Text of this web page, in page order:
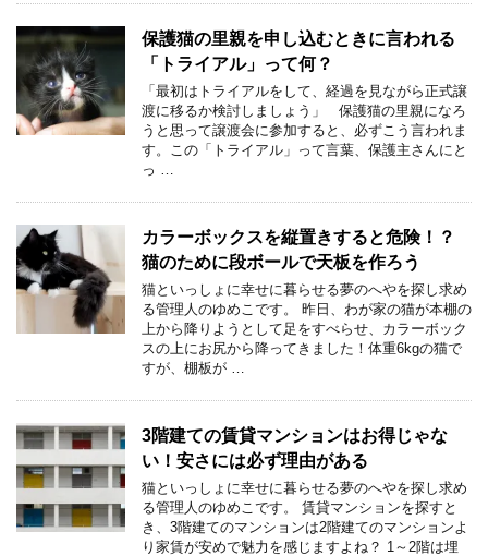
保護猫の里親を申し込むときに言われる
「トライアル」って何？
「最初はトライアルをして、経過を見ながら正式譲
渡に移るか検討しましょう」 保護猫の里親になろ
うと思って譲渡会に参加すると、必ずこう言われま
す。この「トライアル」って言葉、保護主さんにと
っ …
カラーボックスを縦置きすると危険！？
猫のために段ボールで天板を作ろう
猫といっしょに幸せに暮らせる夢のへやを探し求め
る管理人のゆめこです。 昨日、わが家の猫が本棚の
上から降りようとして足をすべらせ、カラーボック
スの上にお尻から降ってきました！体重6kgの猫で
すが、棚板が …
3階建ての賃貸マンションはお得じゃな
い！安さには必ず理由がある
猫といっしょに幸せに暮らせる夢のへやを探し求め
る管理人のゆめこです。 賃貸マンションを探すと
き、3階建てのマンションは2階建てのマンションよ
り家賃が安めで魅力を感じますよね？ 1～2階は埋